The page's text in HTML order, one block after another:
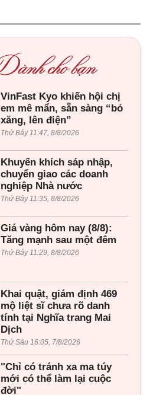
VinFast Kyo khiến hội chị
em mê mẩn, sẵn sàng “bỏ
xăng, lên điện”
Thứ Bảy 11:47, 8/8/2026
Khuyến khích sáp nhập,
chuyển giao các doanh
nghiệp Nhà nước
Thứ Bảy 11:35, 8/8/2026
Giá vàng hôm nay (8/8):
Tăng mạnh sau một đêm
Thứ Bảy 11:29, 8/8/2026
Khai quật, giám định 469
mộ liệt sĩ chưa rõ danh
tính tại Nghĩa trang Mai
Dịch
Thứ Sáu 16:05, 7/8/2026
"Chỉ có tránh xa ma túy
mới có thể làm lại cuộc
đời"